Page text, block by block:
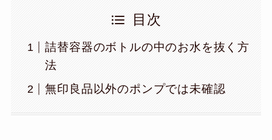
目次
詰替容器のボトルの中のお水を抜く方
法
無印良品以外のポンプでは未確認